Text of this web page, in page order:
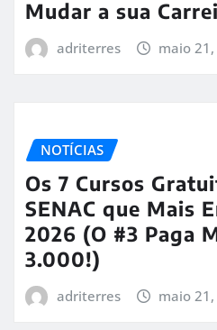
Mudar a sua
adriterres maio
NOTÍCIAS
Os 7 Cursos
SENAC que Mais
2026 (O #3 Paga
3.000!)
adriterres maio